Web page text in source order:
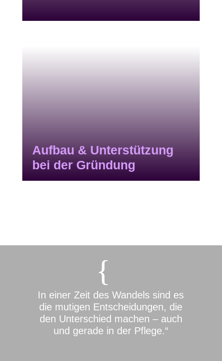
Aufbau & Unterstützung
bei der Gründung
In einer Zeit des Wandels sind es
die mutigen Entscheidungen, die
den Unterschied machen – auch
und gerade in der Pflege.“